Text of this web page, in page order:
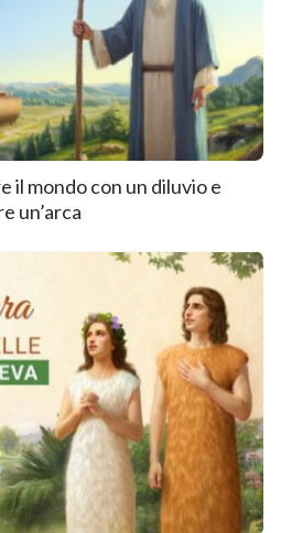
il mondo con un diluvio e
un’arca